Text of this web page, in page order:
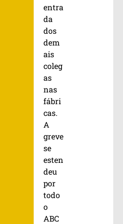
entra
da
dos
dem
ais
coleg
as
nas
fábri
cas.
A
greve
se
esten
deu
por
todo
o
ABC